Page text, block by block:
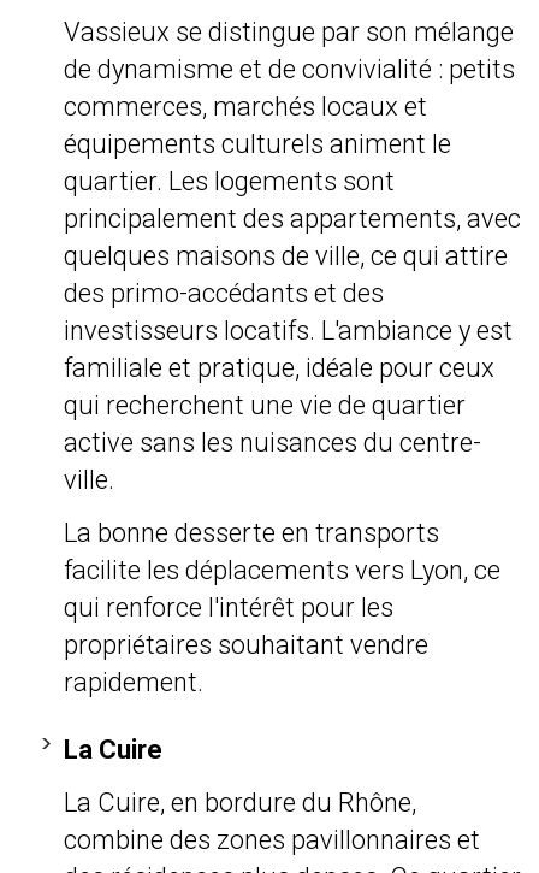
Vassieux se distingue par son mélange
de dynamisme et de convivialité : petits
commerces, marchés locaux et
équipements culturels animent le
quartier. Les logements sont
principalement des appartements, avec
quelques maisons de ville, ce qui attire
des primo-accédants et des
investisseurs locatifs. L'ambiance y est
familiale et pratique, idéale pour ceux
qui recherchent une vie de quartier
active sans les nuisances du centre-
ville.
La bonne desserte en transports
facilite les déplacements vers Lyon, ce
qui renforce l'intérêt pour les
propriétaires souhaitant vendre
rapidement.
La Cuire
La Cuire, en bordure du Rhône,
combine des zones pavillonnaires et